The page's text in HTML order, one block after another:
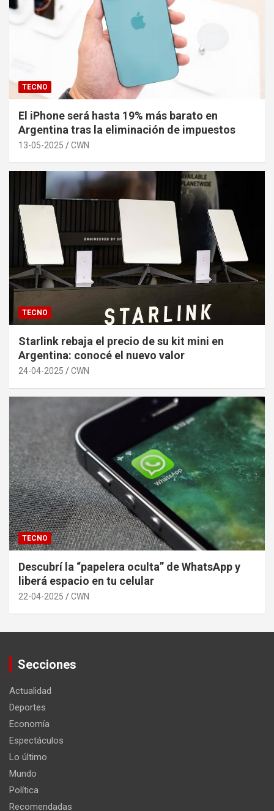
TECNO
El iPhone será hasta 19% más barato en
Argentina tras la eliminación de impuestos
13-05-2025 CWN
TECNO
Starlink rebaja el precio de su kit mini en
Argentina: conocé el nuevo valor
24-04-2025 CWN
TECNO
Descubrí la “papelera oculta” de WhatsApp y
liberá espacio en tu celular
22-04-2025 CWN
Secciones
Actualidad
Deportes
Economía
Espectáculos
Lo último
Mundo
Política
Recomendadas